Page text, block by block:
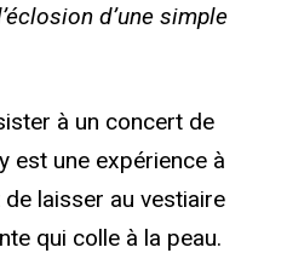
d’une simple
à un concert de
est une expérience à
laisser au vestiaire
qui colle à la peau.